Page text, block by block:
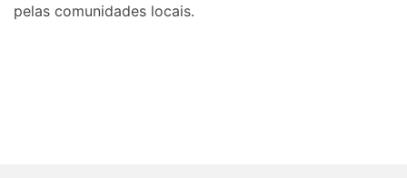
pelas comunidades locais.